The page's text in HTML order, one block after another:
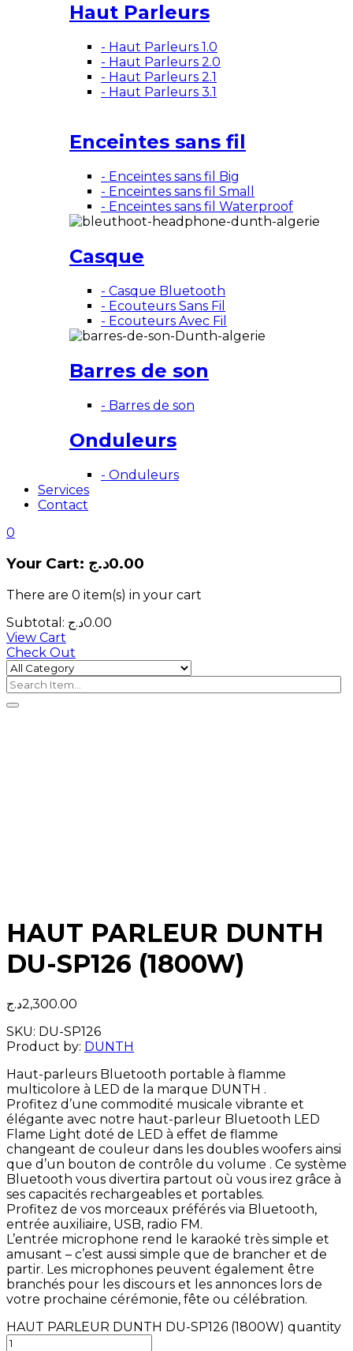
Haut Parleurs
- Haut Parleurs 1.0
- Haut Parleurs 2.0
- Haut Parleurs 2.1
- Haut Parleurs 3.1
Enceintes sans fil
- Enceintes sans fil Big
- Enceintes sans fil Small
- Enceintes sans fil Waterproof
Casque
- Casque Bluetooth
- Ecouteurs Sans Fil
- Ecouteurs Avec Fil
Barres de son
- Barres de son
Onduleurs
- Onduleurs
Services
Contact
0
Your Cart: 0.00د.ج
There are 0 item(s) in your cart
Subtotal:
0.00د.ج
View Cart
Check Out
HAUT PARLEUR DUNTH
DU-SP126 (1800W)
2,300.00د.ج
SKU: DU-SP126
Product by: DUNTH
Haut-parleurs Bluetooth portable à flamme
multicolore à LED de la marque DUNTH .
Profitez d’une commodité musicale vibrante et
élégante avec notre haut-parleur Bluetooth LED
Flame Light doté de LED à effet de flamme
changeant de couleur dans les doubles woofers ainsi
que d’un bouton de contrôle du volume . Ce système
Bluetooth vous divertira partout où vous irez grâce à
ses capacités rechargeables et portables.
Profitez de vos morceaux préférés via Bluetooth,
entrée auxiliaire, USB, radio FM.
L’entrée microphone rend le karaoké très simple et
amusant – c’est aussi simple que de brancher et de
partir. Les microphones peuvent également être
branchés pour les discours et les annonces lors de
votre prochaine cérémonie, fête ou célébration.
HAUT PARLEUR DUNTH DU-SP126 (1800W) quantity